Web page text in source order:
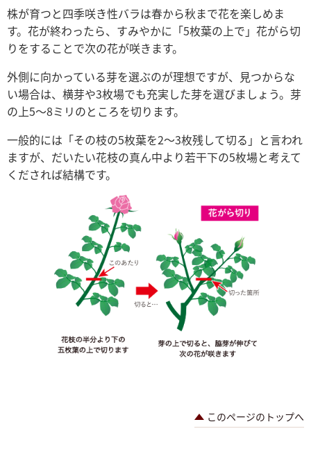
株が育つと四季咲き性バラは春から秋まで花を楽しめま
す。花が終わったら、すみやかに「5枚葉の上で」花がら切
りをすることで次の花が咲きます。
外側に向かっている芽を選ぶのが理想ですが、見つからな
い場合は、横芽や3枚場でも充実した芽を選びましょう。芽
の上5～8ミリのところを切ります。
一般的には「その枝の5枚葉を2～3枚残して切る」と言われ
ますが、だいたい花枝の真ん中より若干下の5枚場と考えて
くだされば結構です。
このページのトップへ